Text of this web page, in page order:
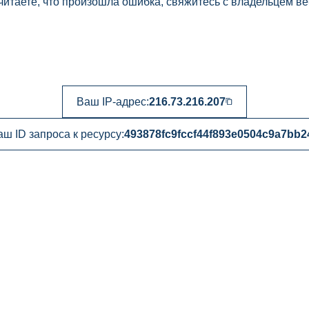
Ваш IP-адрес:216.73.216.207
ID запроса к ресурсу: